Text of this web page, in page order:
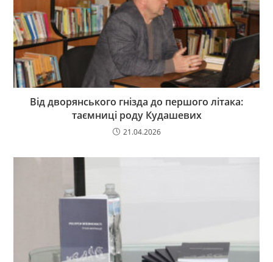
Від дворянського гнізда до першого літака:
таємниці роду Кудашевих
21.04.2026